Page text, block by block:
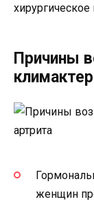
Причины
женщин